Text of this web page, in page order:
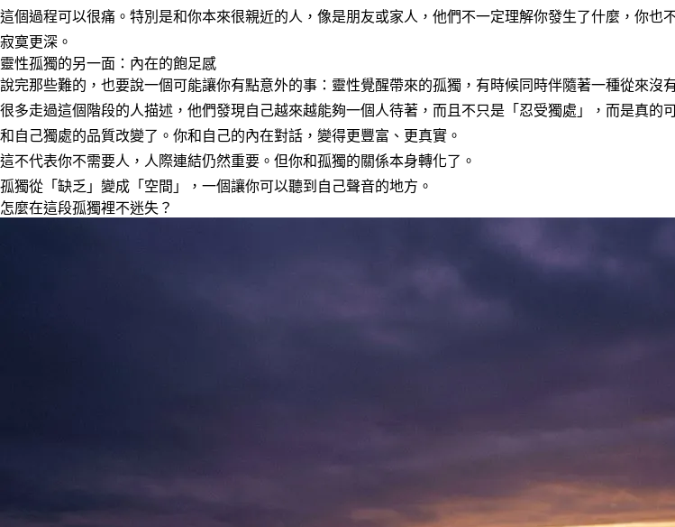
這個過程可以很痛。特別是和你本來很親近的人，像是朋友或家人，他們不一定理解你發生了什麼，你
寂寞更深。
靈性孤獨的另一面：內在的飽足感
說完那些難的，也要說一個可能讓你有點意外的事：靈性覺醒帶來的孤獨，有時候同時伴隨著一種從來沒
很多走過這個階段的人描述，他們發現自己越來越能夠一個人待著，而且不只是「忍受獨處」，而是真的
和自己獨處的品質改變了。你和自己的內在對話，變得更豐富、更真實。
這不代表你不需要人，人際連結仍然重要。但你和孤獨的關係本身轉化了。
孤獨從「缺乏」變成「空間」，一個讓你可以聽到自己聲音的地方。
怎麼在這段孤獨裡不迷失？